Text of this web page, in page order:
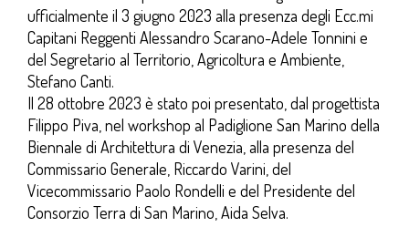
ufficialmente il 3 giugno 2023 alla presenza degli Ecc.mi
Capitani Reggenti Alessandro Scarano-Adele Tonnini e
del Segretario al Territorio, Agricoltura e Ambiente,
Stefano Canti.
Il 28 ottobre 2023 è stato poi presentato, dal progettista
Filippo Piva, nel workshop al Padiglione San Marino della
Biennale di Architettura di Venezia, alla presenza del
Commissario Generale, Riccardo Varini, del
Vicecommissario Paolo Rondelli e del Presidente del
Consorzio Terra di San Marino, Aida Selva.